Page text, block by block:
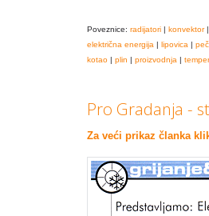
Poveznice: radijatori | konvektor
električna energija | lipovica |
kotao | plin | proizvodnja |
Pro Gradanja -
Za veći prikaz članka